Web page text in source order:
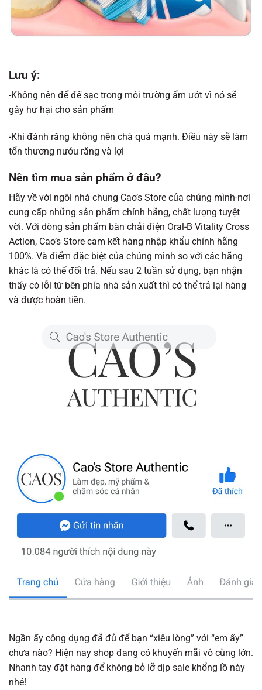
Lưu ý:
-Không nên để đế sạc trong môi trường ẩm ướt vì nó sẽ
gây hư hại cho sản phẩm
-Khi đánh răng không nên chà quá mạnh. Điều này sẽ làm
tổn thương nướu răng và lợi
Nên tìm mua sản phẩm ở đâu?
Hãy về với ngôi nhà chung Cao’s Store của chúng mình-nơi
cung cấp những sản phẩm chính hãng, chất lượng tuyệt
vời. Với dòng sản phẩm bàn chải điện Oral-B Vitality Cross
Action, Cao’s Store cam kết hàng nhập khẩu chính hãng
100%. Và điểm đặc biệt của chúng mình so với các hãng
khác là có thể đổi trả. Nếu sau 2 tuần sử dụng, bạn nhận
thấy có lỗi từ bên phía nhà sản xuất thì có thể trả lại hàng
và được hoàn tiền.
Ngần ấy công dụng đã đủ để bạn “xiêu lòng” với “em ấy”
chưa nào? Hiện nay shop đang có khuyến mãi vô cùng lớn.
Nhanh tay đặt hàng để không bỏ lỡ dịp sale khổng lồ này
nhé!